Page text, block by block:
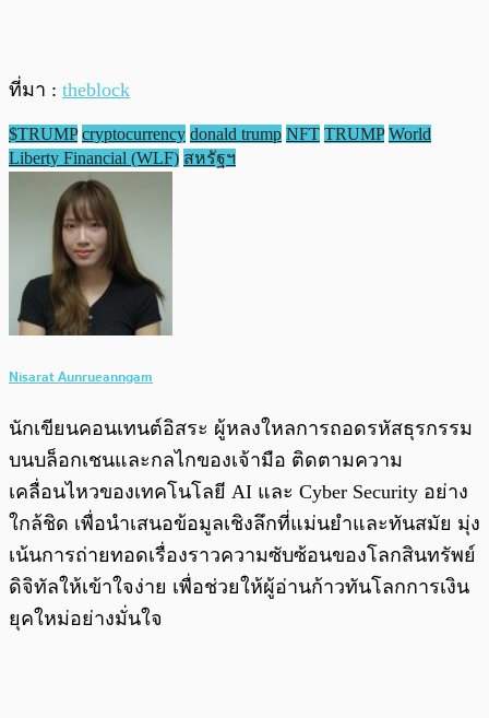
ที่มา : theblock
$TRUMP cryptocurrency donald trump NFT TRUMP World
Liberty Financial (WLF) สหรัฐฯ
Nisarat Aunrueanngam
นักเขียนคอนเทนต์อิสระ ผู้หลงใหลการถอดรหัสธุรกรรม
บนบล็อกเชนและกลไกของเจ้ามือ ติดตามความ
เคลื่อนไหวของเทคโนโลยี AI และ Cyber Security อย่าง
ใกล้ชิด เพื่อนำเสนอข้อมูลเชิงลึกที่แม่นยำและทันสมัย มุ่ง
เน้นการถ่ายทอดเรื่องราวความซับซ้อนของโลกสินทรัพย์
ดิจิทัลให้เข้าใจง่าย เพื่อช่วยให้ผู้อ่านก้าวทันโลกการเงิน
ยุคใหม่อย่างมั่นใจ